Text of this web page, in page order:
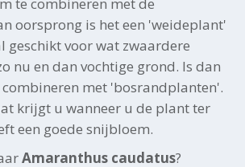
oorsprong is het een 'weideplant'
geschikt voor wat zwaardere
nu en dan vochtige grond. Is dan
combineren met 'bosrandplanten'.
krijgt u wanneer u de plant ter
een goede snijbloem.
Amaranthus caudatus?